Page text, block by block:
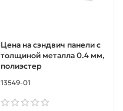
Цена на сэндвич панели с
толщиной металла 0.4 мм,
полиэстер
13549-01